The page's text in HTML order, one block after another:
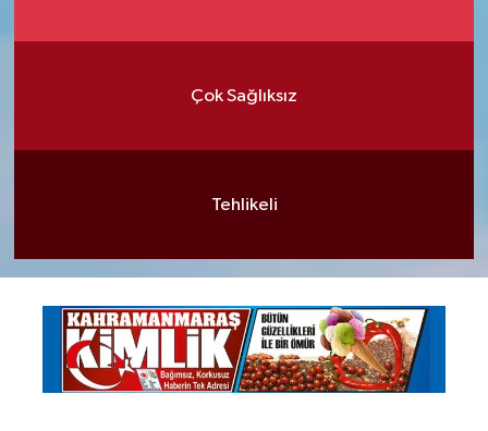
Çok Sağlıksız
Tehlikeli